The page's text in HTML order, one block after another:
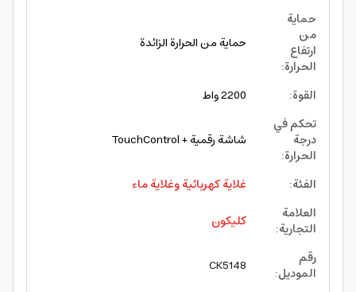
حماية
من
ارتفاع
الحرارة:
حماية من الحرارة الزائدة
القوة:
2200 واط
تحكم في
درجة
الحرارة:
شاشة رقمية + TouchControl
الفئة:
غلاية كهربائية وغلاية ماء
العلامة
التجارية:
كليكون
رقم
الموديل:
CK5148